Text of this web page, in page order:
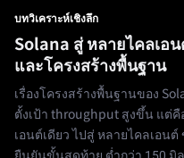
บทวิเคราะห์เชิงลึก
Solana สู่ หลายไคลเอ
และโครงสร้างพื้นฐาน
เรื่องโครงสร้างพื้นฐานของ
ตั้งเป้า throughput สูงขึ้น แต่คื
เอนต์เดียว ไปสู่ หลายไคลเอน